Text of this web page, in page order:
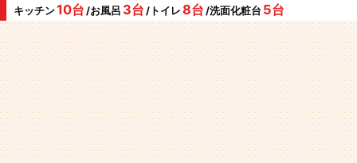
キッチン10台 /お風呂 3台 /トイレ 8台 /洗面化粧台 5台